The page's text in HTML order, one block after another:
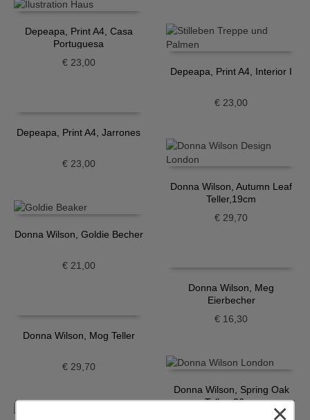
Depeapa, Print A4, Casa
Portuguesa
€23,00
Depeapa, Print A4, Interior I
€ 23,00
Depeapa, Print A4, Jarrones
€23,00
Donna Wilson, Autumn Leaf
Teller,19cm
€ 29,70
Donna Wilson, Goldie Becher
€21,00
Donna Wilson, Meg
Eierbecher
€ 16,30
Donna Wilson, Mog Teller
€29,70
Donna Wilson, Spring Oak
Teller, 26cm
×